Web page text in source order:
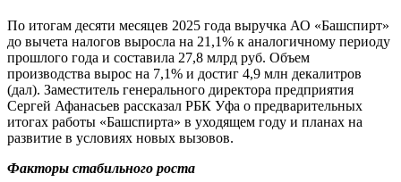
По итогам десяти месяцев 2025 года выручка АО «Башспирт»
до вычета налогов выросла на 21,1% к аналогичному периоду
прошлого года и составила 27,8 млрд руб. Объем
производства вырос на 7,1% и достиг 4,9 млн декалитров
(дал). Заместитель генерального директора предприятия
Сергей Афанасьев рассказал РБК Уфа о предварительных
итогах работы «Башспирта» в уходящем году и планах на
развитие в условиях новых вызовов.
Факторы стабильного роста